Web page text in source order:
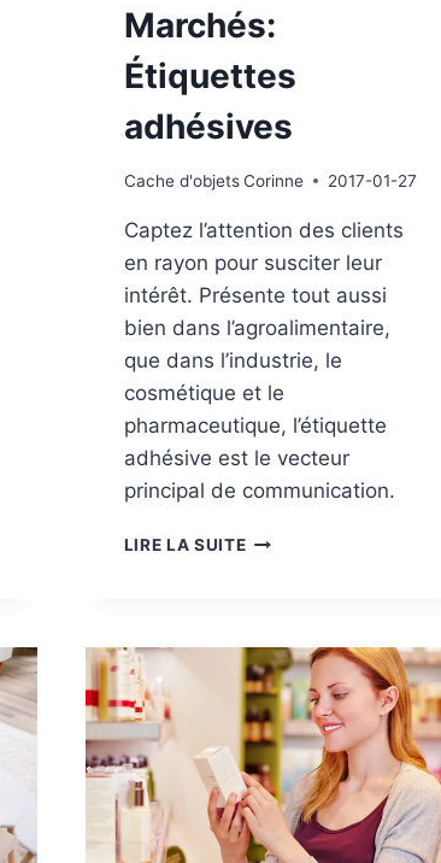
Marchés:
Étiquettes
adhésives
Cache d'objets Corinne 2017-01-27
Captez l’attention des clients
en rayon pour susciter leur
intérêt. Présente tout aussi
bien dans l’agroalimentaire,
que dans l’industrie, le
cosmétique et le
pharmaceutique, l’étiquette
adhésive est le vecteur
principal de communication.
LIRE LA SUITEM
É
S
:
É
T
I
Q
U